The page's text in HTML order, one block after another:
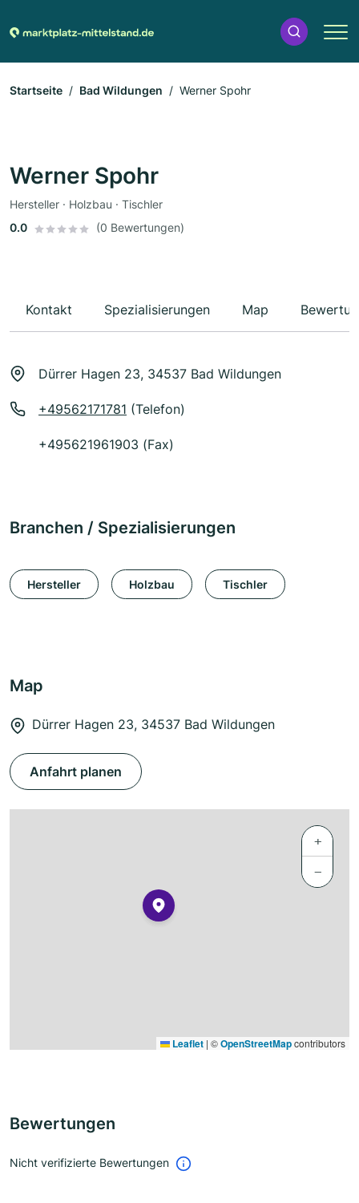
Startseite Bad Wildungen Werner Spohr
Werner Spohr
Hersteller · Holzbau · Tischler
0.0
(0 Bewertungen)
Kontakt Spezialisierungen Map
Dürrer Hagen 23, 34537 Bad Wildungen
+49562171781 (Telefon)
+495621961903 (Fax)
Branchen / Spezialisierungen
Hersteller Holzbau Tischler
Map
Dürrer Hagen 23, 34537 Bad Wildungen
Anfahrt planen
+
−
Leaflet | ©OpenStreetMapcontributors
Bewertungen
Nicht verifizierte Bewertungen